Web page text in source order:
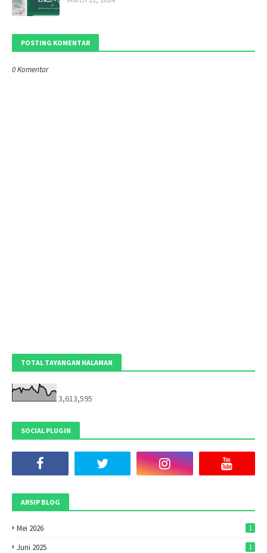
POSTING KOMENTAR
0 Komentar
TOTAL TAYANGAN HALAMAN
3,613,595
SOCIAL PLUGIN
ARSIP BLOG
Mei 2026 1
Juni 2025 1